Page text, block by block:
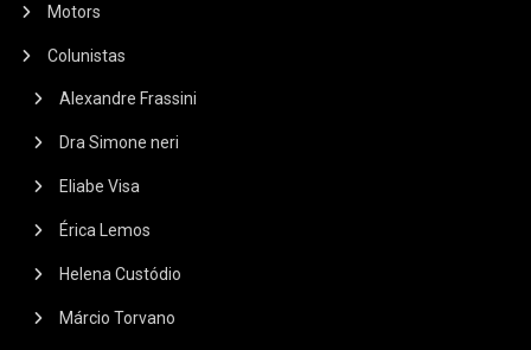
Motors
Colunistas
Alexandre Frassini
Dra Simone neri
Eliabe Visa
Érica Lemos
Helena Custódio
Márcio Torvano